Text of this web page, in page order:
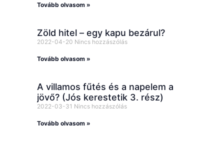
Tovább olvasom »
Zöld hitel – egy kapu bezárul?
2022-04-20 Nincs hozzászólás
Tovább olvasom »
A villamos fűtés és a napelem a
jövő? (Jós kerestetik 3. rész)
2022-03-31 Nincs hozzászólás
Tovább olvasom »